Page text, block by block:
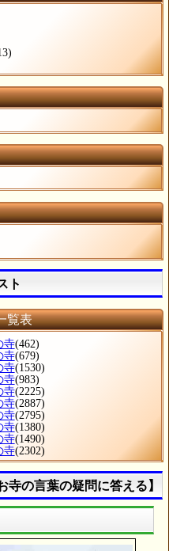
ト
覧表
寺(462)
寺(679)
寺(1530)
寺(983)
寺(2225)
寺(2887)
寺(2795)
寺(1380)
寺(1490)
寺(2302)
寺の言葉の疑問に答える】